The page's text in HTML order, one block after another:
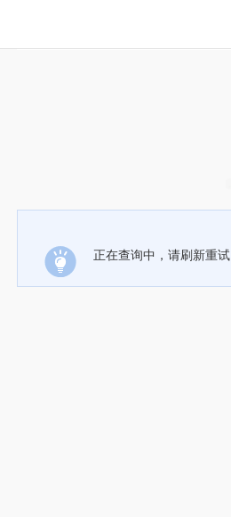
正在查询中，请刷新重试